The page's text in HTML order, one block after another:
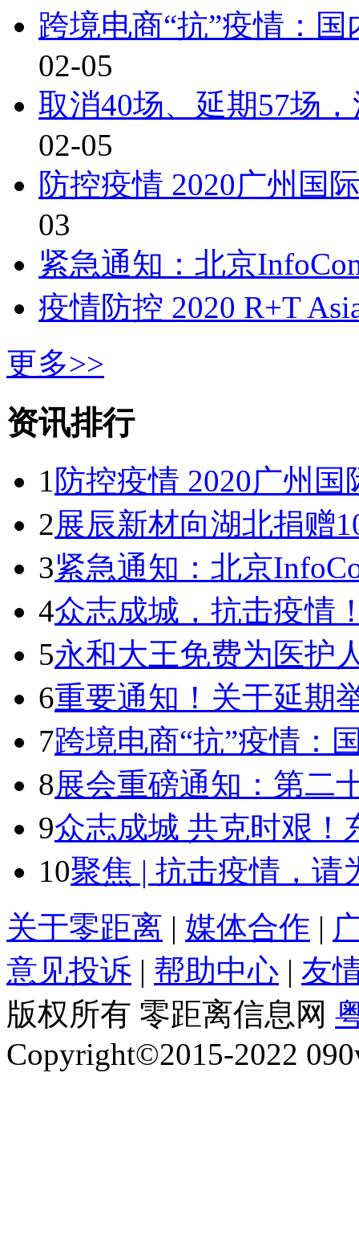
跨境电商“抗”疫情：
02-05
取消40场、延期57场
02-05
防控疫情 2020广州国
03
紧急通知：北京
疫情防控 2020 R+T
更多>>
资讯排行
1 防控疫情 2020广州
2展辰新材向湖北捐赠
3紧急通知：北京
4众志成城，抗击疫情
5永和大王免费为医护
6重要通知！关于延期
7跨境电商“抗”疫情：
8展会重磅通知：第二
9众志成城 共克时艰！
10聚焦 | 抗击疫情，请
关于零距离 | 媒体合作 |
意见投诉 | 帮助中心 | 友
版权所有 零距离信息网
Copyright©2015-2022